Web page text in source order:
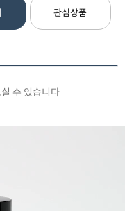
관심상품
수 있습니다